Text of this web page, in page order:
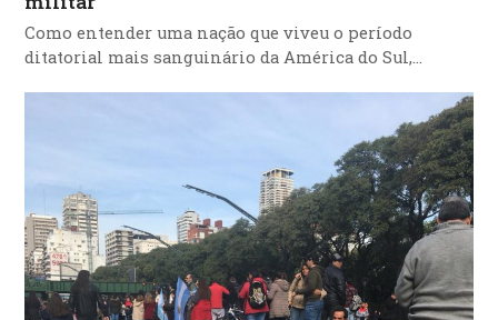
Como entender uma nação que viveu o período
ditatorial mais sanguinário da América do Sul,…